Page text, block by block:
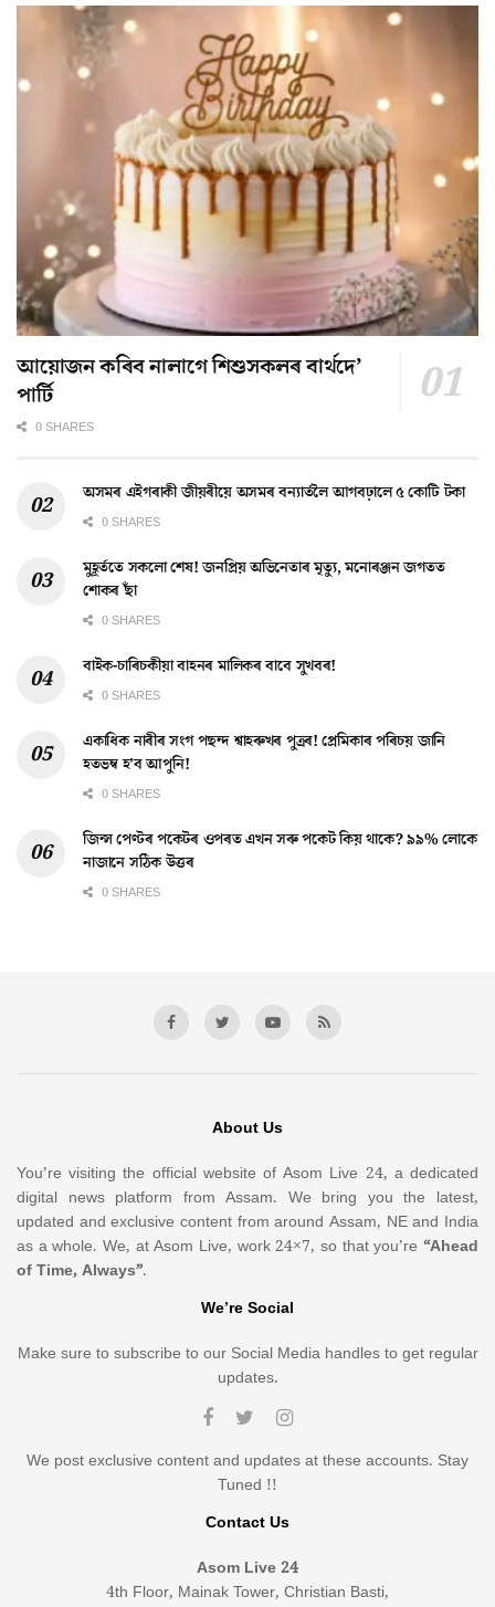
আয়োজন কৰিব নালাগে শিশুসকলৰ বাৰ্থদে’
পাৰ্টি
0 SHARES
অসমৰ এইগৰাকী জীয়ৰীয়ে অসমৰ বন্যাৰ্তলৈ আগবঢ়ালে ৫ কোটি টকা
0 SHARES
মুহূৰ্ততে সকলো শেষ! জনপ্ৰিয় অভিনেতাৰ মৃত্যু, মনোৰঞ্জন জগতত
শোকৰ ছাঁ
0 SHARES
বাইক-চাৰিচকীয়া বাহনৰ মালিকৰ বাবে সুখবৰ!
0 SHARES
একাধিক নাৰীৰ সংগ পছন্দ শ্বাহৰুখৰ পুত্ৰৰ! প্ৰেমিকাৰ পৰিচয় জানি
হতভম্ব হ’ব আপুনি!
0 SHARES
জিন্স পেণ্টৰ পকেটৰ ওপৰত এখন সৰু পকেট কিয় থাকে? ৯৯% লোকে
নাজানে সঠিক উত্তৰ
0 SHARES
About Us
You’re visiting the official website of Asom Live 24, a dedicated
digital news platform from Assam. We bring you the latest,
updated and exclusive content from around Assam, NE and India
as a whole. We, at Asom Live, work 24×7, so that you’re “Ahead
of Time, Always”.
We’re Social
Make sure to subscribe to our Social Media handles to get regular
updates.
We post exclusive content and updates at these accounts. Stay
Tuned !!
Contact Us
Asom Live 24
4th Floor, Mainak Tower, Christian Basti,